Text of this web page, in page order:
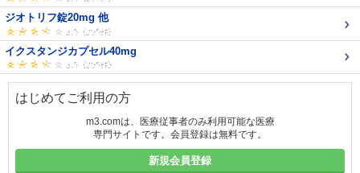
ジオトリフ錠20mg 他
イクスタンジカプセル40mg
はじめてご利用の方
m3.comは、医療従事者のみ利用可能な医療
専門サイトです。会員登録は無料です。
新規会員登録